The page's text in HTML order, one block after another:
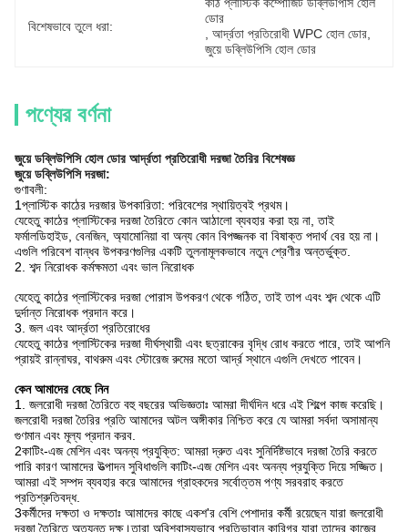
বিশেষভাবে তুলে ধরা:
ডোর
আর্দ্রতা প্রতিরোধী WPC হোল ডোর
জুয়ে ডব্লিউপিসি হোল ডোর
পণ্যের বর্ণনা
জুয়ে ডব্লিউপিসি হোল ডোর আর্দ্রতা প্রতিরোধী দরজা তৈরির বিশেষজ্ঞ
জুয়ে ডব্লিউপিসি দরজা:
গুণাবলী:
1প্লাস্টিক কাঠের দরজার উপকারিতা: পরিবেশের স্থায়িত্বই প্রথম।
যেহেতু কাঠের প্লাস্টিকের দরজা তৈরিতে কোন আঠালো ব্যবহার করা হয় না, তাই
ফর্মালডিহাইড, বেনজিন, অ্যামোনিয়া বা অন্য কোন বিপজ্জনক বা বিষাক্ত পদার্থ বের হয় না।
এগুলি পরিবেশ বান্ধব উপকরণগুলির একটি তুলনামূলকভাবে নতুন শ্রেণীর অন্তর্ভুক্ত.
2. শব্দ নিরোধক কর্মক্ষমতা এবং ভাল নিরোধক
যেহেতু কাঠের প্লাস্টিকের দরজা পোরাস উপকরণ থেকে গঠিত, তাই তাপ এবং শব্দ থেকে এটি
দুর্দান্ত নিরোধক প্রদান করে।
3. জল এবং আর্দ্রতা প্রতিরোধের
যেহেতু কাঠের প্লাস্টিকের দরজা দীর্ঘস্থায়ী এবং ছত্রাকের বৃদ্ধি রোধ করতে পারে, তাই আপনি
প্রায়ই রান্নাঘর, বাথরুম এবং স্টোরেজ রুমের মতো আর্দ্র স্থানে এগুলি দেখতে পাবেন।
কেন আমাদের বেছে নিন
1. জলরোধী দরজা তৈরিতে বহু বছরের অভিজ্ঞতাঃ আমরা দীর্ঘদিন ধরে এই শিল্পে কাজ করেছি।
জলরোধী দরজা তৈরির প্রতি আমাদের অটল অঙ্গীকার নিশ্চিত করে যে আমরা সর্বদা অসামান্য
গুণমান এবং মূল্য প্রদান করব.
2কাটিং-এজ মেশিন এবং অনন্য প্রযুক্তি: আমরা দ্রুত এবং সুনির্দিষ্টভাবে দরজা তৈরি করতে
পারি কারণ আমাদের উত্পাদন সুবিধাগুলি কাটিং-এজ মেশিন এবং অনন্য প্রযুক্তি দিয়ে সজ্জিত।
আমরা এই সম্পদ ব্যবহার করে আমাদের গ্রাহকদের সর্বোত্তম পণ্য সরবরাহ করতে
প্রতিশ্রুতিবদ্ধ.
3কর্মীদের দক্ষতা ও দক্ষতাঃ আমাদের কাছে একশ'র বেশি পেশাদার কর্মী রয়েছেন যারা জলরোধী
দরজা তৈরিতে অত্যন্ত দক্ষ।তারা অবিশ্বাস্যভাবে প্রতিভাবান কারিগর যারা তাদের কাজের